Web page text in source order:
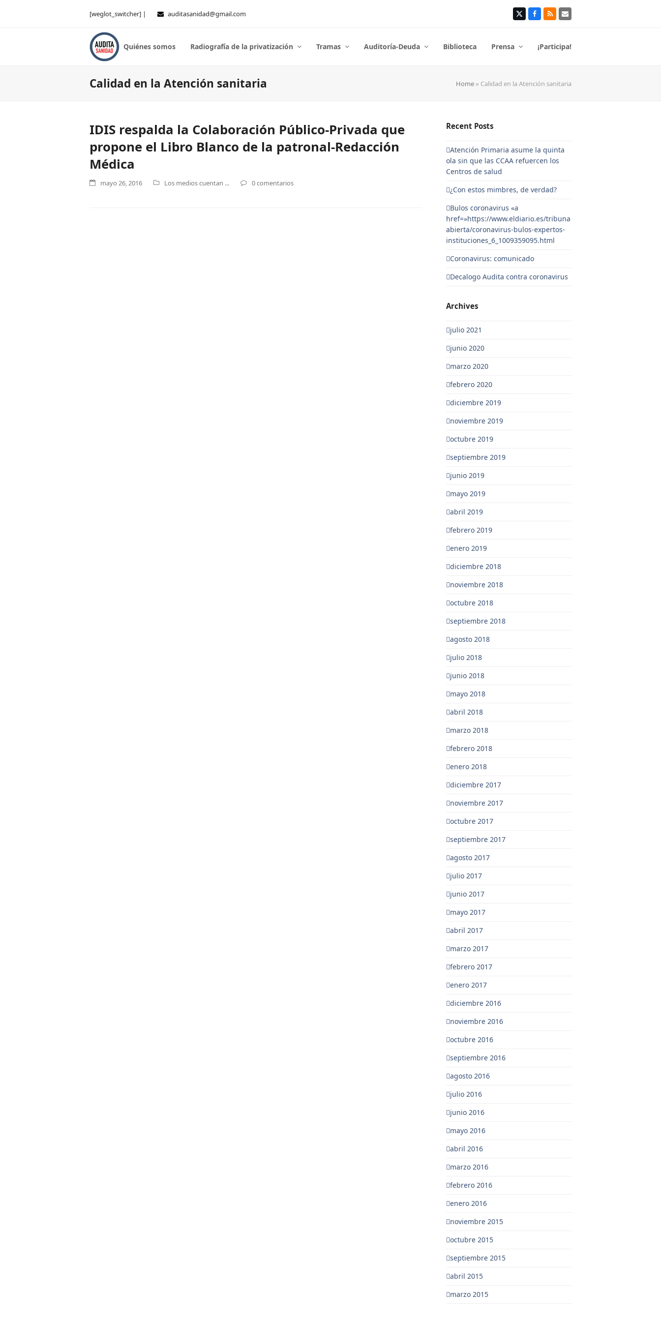
[weglot_switcher] | auditasanidad@gmail.com TwitterFacebook
RSS Correo
Quiénes somos Radiografía de la privatización Tramas Auditoría-Deuda Biblioteca Prensa ¡Participa!
Calidad en la Atención sanitaria Home » Calidad en la Atención sanitaria
IDIS respalda la Colaboración Público-Privada que
propone el Libro Blanco de la patronal-Redacción
Médica
mayo 26, 2016 Los medios cuentan ... 0 comentarios
Recent Posts
Atención Primaria asume la quinta
ola sin que las CCAA refuercen los
Centros de salud
¿Con estos mimbres, de verdad?
Bulos coronavirus «a
href=»https://www.eldiario.es/tribuna
abierta/coronavirus-bulos-expertos-
instituciones_6_1009359095.html
Coronavirus: comunicado
Decalogo Audita contra coronavirus
Archives
julio 2021
junio 2020
marzo 2020
febrero 2020
diciembre 2019
noviembre 2019
octubre 2019
septiembre 2019
junio 2019
mayo 2019
abril 2019
febrero 2019
enero 2019
diciembre 2018
noviembre 2018
octubre 2018
septiembre 2018
agosto 2018
julio 2018
junio 2018
mayo 2018
abril 2018
marzo 2018
febrero 2018
enero 2018
diciembre 2017
noviembre 2017
octubre 2017
septiembre 2017
agosto 2017
julio 2017
junio 2017
mayo 2017
abril 2017
marzo 2017
febrero 2017
enero 2017
diciembre 2016
noviembre 2016
octubre 2016
septiembre 2016
agosto 2016
julio 2016
junio 2016
mayo 2016
abril 2016
marzo 2016
febrero 2016
enero 2016
noviembre 2015
octubre 2015
septiembre 2015
abril 2015
marzo 2015